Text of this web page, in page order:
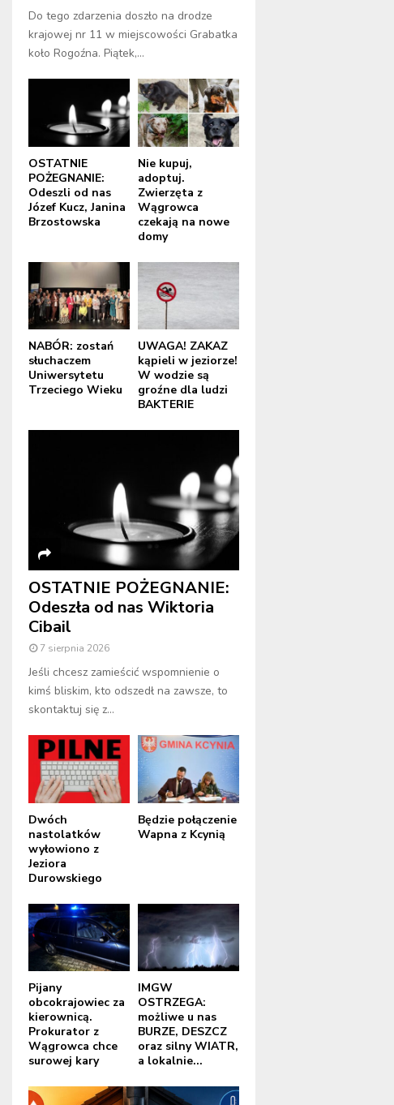
Do tego zdarzenia doszło na drodze
krajowej nr 11 w miejscowości Grabatka
koło Rogoźna. Piątek,...
OSTATNIE
POŻEGNANIE:
Odeszli od nas
Józef Kucz, Janina
Brzostowska
Nie kupuj,
adoptuj.
Zwierzęta z
Wągrowca
czekają na nowe
domy
NABÓR: zostań
słuchaczem
Uniwersytetu
Trzeciego Wieku
UWAGA! ZAKAZ
kąpieli w jeziorze!
W wodzie są
groźne dla ludzi
BAKTERIE
OSTATNIE POŻEGNANIE:
Odeszła od nas Wiktoria
Cibail
7 sierpnia 2026
Jeśli chcesz zamieścić wspomnienie o
kimś bliskim, kto odszedł na zawsze, to
skontaktuj się z...
Dwóch
nastolatków
wyłowiono z
Jeziora
Durowskiego
Będzie połączenie
Wapna z Kcynią
Pijany
obcokrajowiec za
kierownicą.
Prokurator z
Wągrowca chce
surowej kary
IMGW
OSTRZEGA:
możliwe u nas
BURZE, DESZCZ
oraz silny WIATR,
a lokalnie...